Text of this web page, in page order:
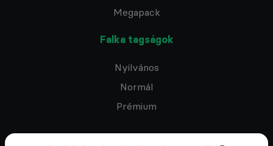
Megapack
Falka tagságok
Nyilvános
Normál
Prémium